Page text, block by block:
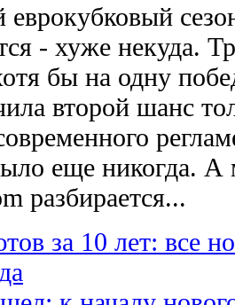
- хуже некуда.
бы на одну
второй шанс
еще никогда. А
разбирается...
за 10 лет: все